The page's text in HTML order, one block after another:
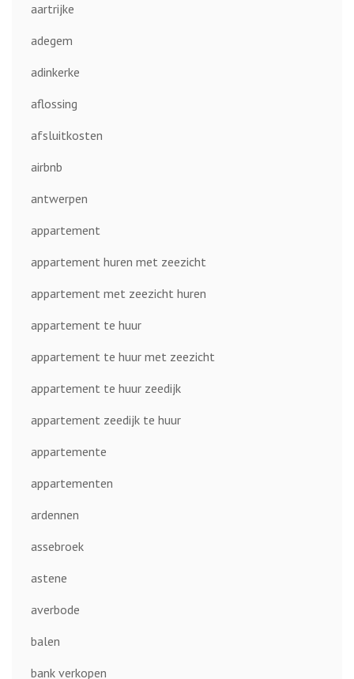
aartrijke
adegem
adinkerke
aflossing
afsluitkosten
airbnb
antwerpen
appartement
appartement huren met zeezicht
appartement met zeezicht huren
appartement te huur
appartement te huur met zeezicht
appartement te huur zeedijk
appartement zeedijk te huur
appartemente
appartementen
ardennen
assebroek
astene
averbode
balen
bank verkopen